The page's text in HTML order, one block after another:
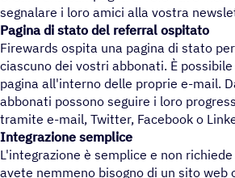
segnalare i loro amici alla vostra
Pagina di stato del referral ospitato
Firewards ospita una pagina di stato
ciascuno dei vostri abbonati. È
pagina all'interno delle proprie e-mail.
abbonati possono seguire i loro
tramite e-mail, Twitter, Facebook o
Integrazione semplice
L'integrazione è semplice e non
avete nemmeno bisogno di un sito web